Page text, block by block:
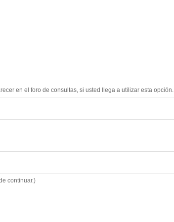
en el foro de consultas, si usted llega a utilizar esta opción.
continuar.)